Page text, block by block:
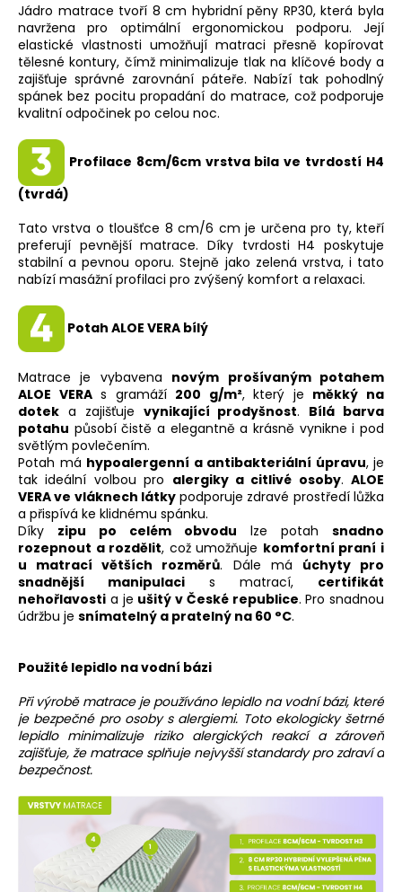
Jádro matrace tvoří 8 cm hybridní pěny RP30, která byla
navržena pro optimální ergonomickou podporu. Její
elastické vlastnosti umožňují matraci přesně kopírovat
tělesné kontury, čímž minimalizuje tlak na klíčové body a
zajišťuje správné zarovnání páteře. Nabízí tak pohodlný
spánek bez pocitu propadání do matrace, což podporuje
kvalitní odpočinek po celou noc.
Profilace 8cm/6cm vrstva bila ve tvrdostí H4
(tvrdá)
Tato vrstva o tloušťce 8 cm/6 cm je určena pro ty, kteří
preferují pevnější matrace. Díky tvrdosti H4 poskytuje
stabilní a pevnou oporu. Stejně jako zelená vrstva, i tato
nabízí masážní profilaci pro zvýšený komfort a relaxaci.
Potah ALOE VERA bílý
Matrace je vybavena novým prošívaným potahem
ALOE VERAs gramáží 200 g/m², který je měkký na
dotek a zajišťuje vynikající prodyšnost. Bílá barva
potahu působí čistě a elegantně a krásně vynikne i pod
světlým povlečením.
Potah má hypoalergenní a antibakteriální úpravu, je
tak ideální volbou pro alergiky a citlivé osoby. ALOE
VERA ve vláknech látkypodporuje zdravé prostředí lůžka
a přispívá ke klidnému spánku.
Díky zipu po celém obvodu lze potah snadno
rozepnout a rozdělit, což umožňuje komfortní praní i
u matrací větších rozměrů. Dále má úchyty pro
snadnější manipulaci s matrací, certifikát
nehořlavosti a je ušitý v České republice. Pro snadnou
údržbu je snímatelný a pratelný na 60 °C.
Použité lepidlo na vodní bázi
Při výrobě matrace je používáno lepidlo na vodní bázi, které
je bezpečné pro osoby s alergiemi. Toto ekologicky šetrné
lepidlo minimalizuje riziko alergických reakcí a zároveň
zajišťuje, že matrace splňuje nejvyšší standardy pro zdraví a
bezpečnost.